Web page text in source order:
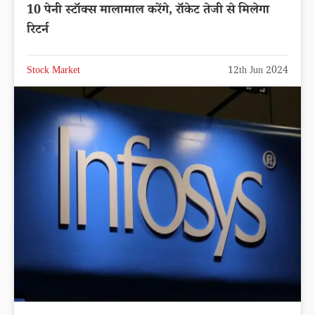
10 पेनी स्टॉक्स मालामाल करेंगे, रॉकेट तेजी से मिलेगा
रिटर्न
Stock Market 12th Jun 2024